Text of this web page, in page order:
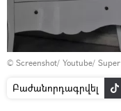
© Screenshot/ Youtube/ Super
Բաժանորդագրվել